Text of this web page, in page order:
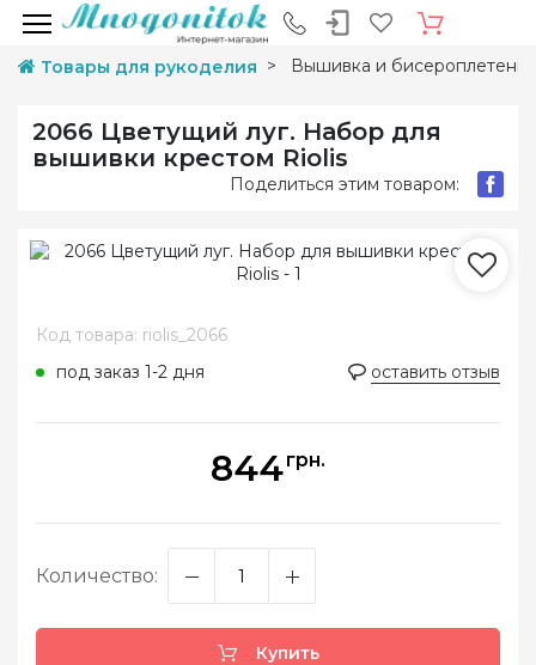
Товары для рукоделия Вышивка и
2066 Цветущий луг. Набор для
вышивки крестом Riolis
Поделиться этим товаром:
Код товара: riolis_2066
под заказ 1-2 дня
оставить отзыв
844грн.
Количество:
Купить